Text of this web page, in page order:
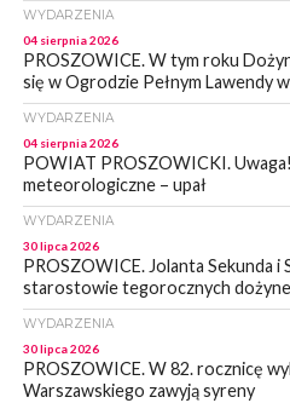
WYDARZENIA
04 sierpnia 2026
PROSZOWICE. W tym roku
się w Ogrodzie Pełnym Lawendy
WYDARZENIA
04 sierpnia 2026
POWIAT PROSZOWICKI.
meteorologiczne – upał
WYDARZENIA
30 lipca 2026
PROSZOWICE. Jolanta Sekunda
starostowie tegorocznych
WYDARZENIA
30 lipca 2026
PROSZOWICE. W 82. rocznicę
Warszawskiego zawyją syreny